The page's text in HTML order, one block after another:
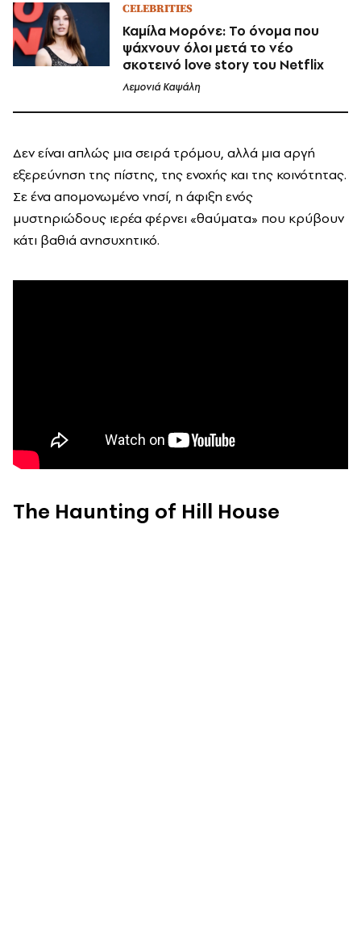
CELEBRITIES
Καμίλα Μορόνε: Το όνομα που
ψάχνουν όλοι μετά το νέο
σκοτεινό love story του Netflix
Λεμονιά Καψάλη
Δεν είναι απλώς μια σειρά τρόμου, αλλά μια αργή
εξερεύνηση της πίστης, της ενοχής και της κοινότητας.
Σε ένα απομονωμένο νησί, η άφιξη ενός
μυστηριώδους ιερέα φέρνει «θαύματα» που κρύβουν
κάτι βαθιά ανησυχητικό.
The Haunting of Hill House